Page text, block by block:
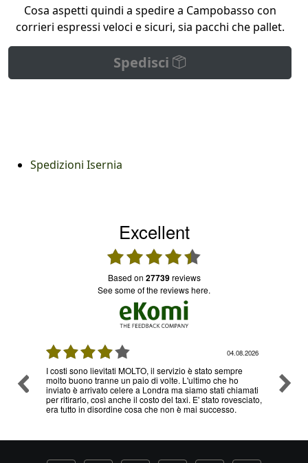
Cosa aspetti quindi a spedire a Campobasso con
corrieri espressi veloci e sicuri, sia pacchi che pallet.
Spedisci
Spedizioni Isernia
Excellent
based on 27739reviews
see some of the reviews here.
04.08.2026
I costi sono lievitati MOLTO, il servizio è stato sempre
molto buono tranne un paio di volte. L'ultimo che ho
inviato è arrivato celere a Londra ma siamo stati chiamati
per ritirarlo, così anche il costo del taxi. E' stato rovesciato,
era tutto in disordine cosa che non è mai successo.